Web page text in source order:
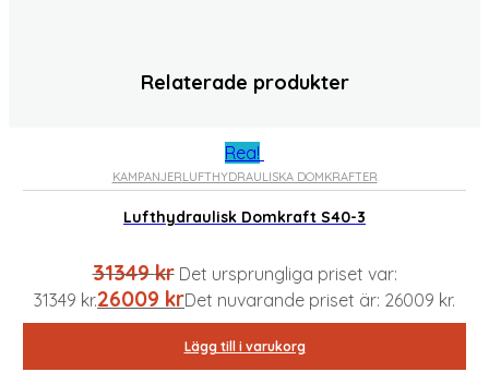
Relaterade produkter
Rea!
KAMPANJERLUFTHYDRAULISKA DOMKRAFTER
Lufthydraulisk Domkraft S40-3
31349kr Det ursprungliga priset var:
31349 kr.26009 krDet nuvarande priset är: 26009 kr.
Lägg till i varukorg